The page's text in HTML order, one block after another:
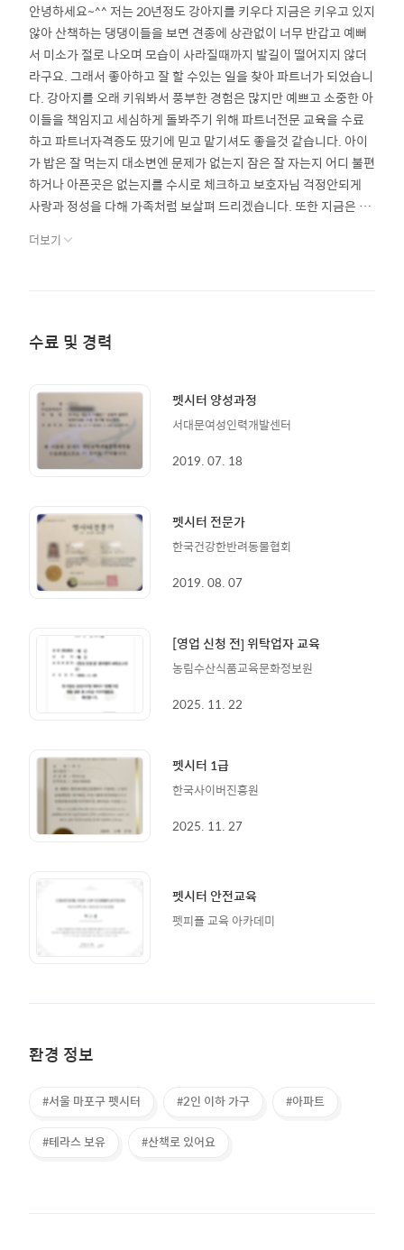
안녕하세요~^^ 저는 20년정도 강아지를 키우다 지금은 키우고 있지
않아 산책하는 댕댕이들을 보면 견종에 상관없이 너무 반갑고 예뻐
서 미소가 절로 나오며 모습이 사라질때까지 발길이 떨어지지 않더
라구요. 그래서 좋아하고 잘 할 수있는 일을 찾아 파트너가 되었습니
다. 강아지를 오래 키워봐서 풍부한 경험은 많지만 예쁘고 소중한 아
이들을 책임지고 세심하게 돌봐주기 위해 파트너전문 교육을 수료
하고 파트너자격증도 땄기에 믿고 맡기셔도 좋을것 같습니다. 아이
가 밥은 잘 먹는지 대소변엔 문제가 없는지 잠은 잘 자는지 어디 불편
하거나 아픈곳은 없는지를 수시로 체크하고 보호자님 걱정안되게
사랑과 정성을 다해 가족처럼 보살펴 드리겠습니다. 또한 지금은 키
게만 집중 케어할 수 있습니다. ^^ 산책로는 바로 앞에 경의선숲길이
수 있으니 안심하셔도 됩니다. 아이가 내 집같이 편안하고 즐겁게 지
다~^^
더보기
수료 및 경력
펫시터 양성과정
서대문여성인력개발센터
2019. 07. 18
펫시터 전문가
한국건강한반려동물협회
2019. 08. 07
[영업 신청 전] 위탁업자 교육
농림수산식품교육문화정보원
2025. 11. 22
펫시터 1급
한국사이버진흥원
2025. 11. 27
펫시터 안전교육
펫피플 교육 아카데미
환경 정보
#서울 마포구 펫시터 #2인 이하 가구 #아파트
#테라스 보유 #산책로 있어요